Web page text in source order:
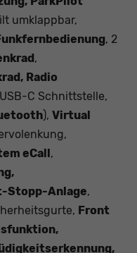
umklappbar,
, 2
,
Radio
C Schnittstelle,
), Virtual
eCall ,
Stopp-Anlage,
Front